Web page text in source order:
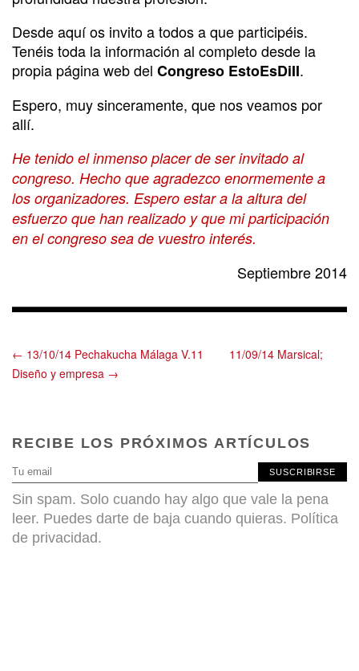
Desde aquí os invito a todos a que participéis.
Tenéis toda la información al completo desde la
propia página web del Congreso EstoEsDiII.
Espero, muy sinceramente, que nos veamos por
allí.
He tenido el inmenso placer de ser invitado al
congreso. Hecho que agradezco enormemente a
los organizadores. Espero estar a la altura del
esfuerzo que han realizado y que mi participación
en el congreso sea de vuestro interés.
Septiembre 2014
← 13/10/14 Pechakucha Málaga V.11
11/09/14 Marsical;
Diseño y empresa →
RECIBE LOS PRÓXIMOS ARTÍCULOS
SUSCRIBIRSE
Sin spam. Solo cuando hay algo que vale la pena
leer. Puedes darte de baja cuando quieras. Política
de privacidad.